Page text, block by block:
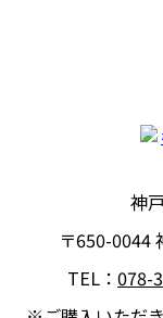
神
〒650-0044
TEL： 078-